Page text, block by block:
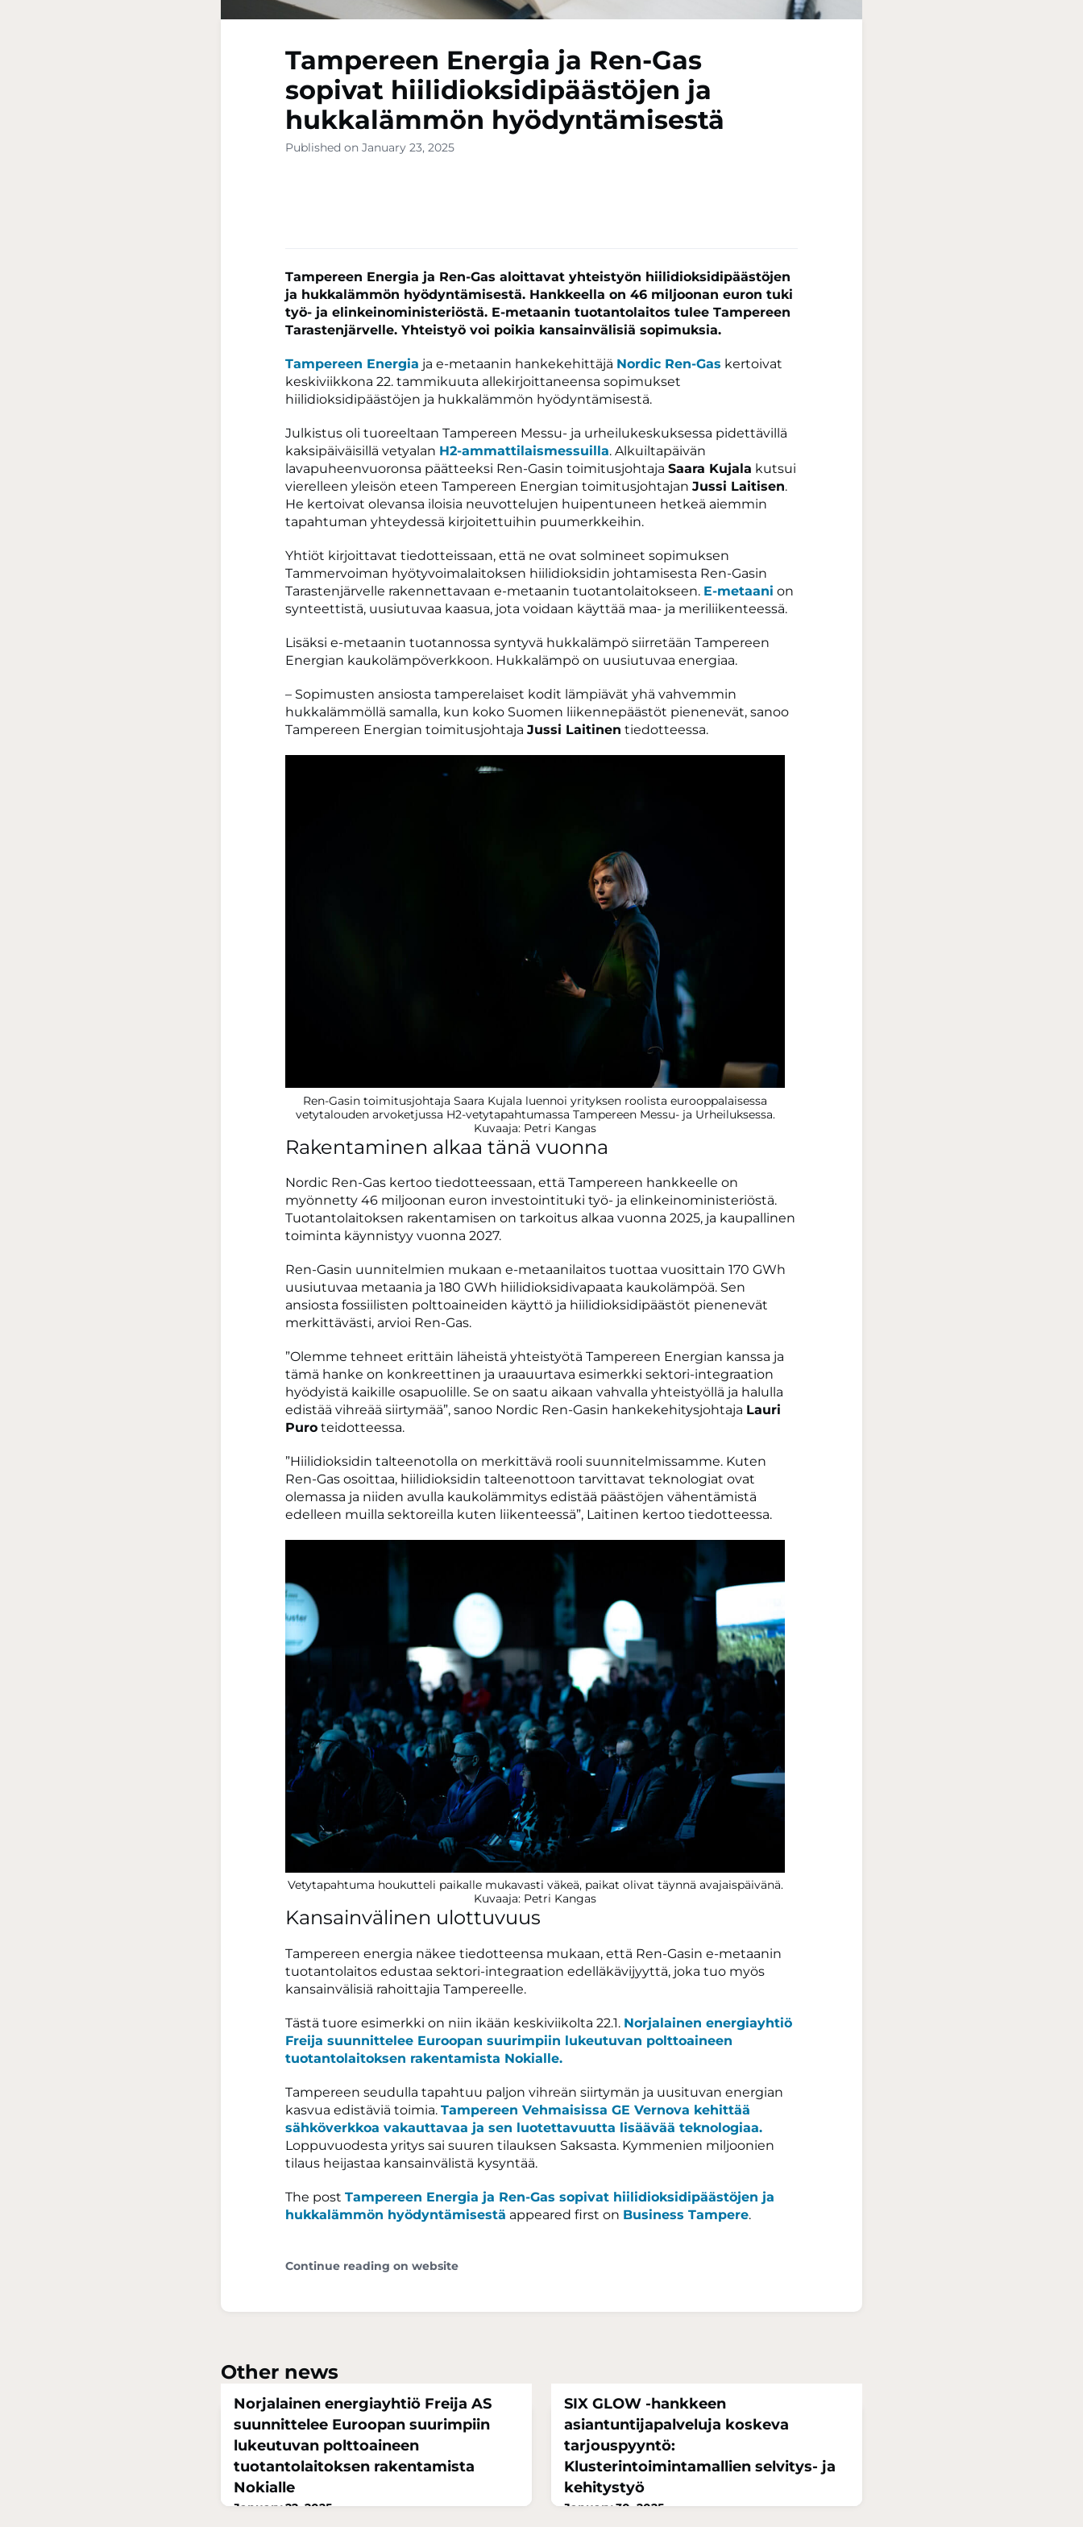
Tampereen Energia ja Ren-Gas
sopivat hiilidioksidipäästöjen ja
hukkalämmön hyödyntämisestä
Published on January 23, 2025
Tampereen Energia ja Ren-Gas aloittavat yhteistyön hiilidioksidipäästöjen
ja hukkalämmön hyödyntämisestä. Hankkeella on 46 miljoonan euron tuki
työ- ja elinkeinoministeriöstä. E-metaanin tuotantolaitos tulee Tampereen
Tarastenjärvelle. Yhteistyö voi poikia kansainvälisiä sopimuksia.
Tampereen Energia ja e-metaanin hankekehittäjä Nordic Ren-Gas kertoivat
keskiviikkona 22. tammikuuta allekirjoittaneensa sopimukset
hiilidioksidipäästöjen ja hukkalämmön hyödyntämisestä.
Julkistus oli tuoreeltaan Tampereen Messu- ja urheilukeskuksessa pidettävillä
kaksipäiväisillä vetyalan H2-ammattilaismessuilla. Alkuiltapäivän
lavapuheenvuoronsa päätteeksi Ren-Gasin toimitusjohtaja Saara Kujala kutsui
vierelleen yleisön eteen Tampereen Energian toimitusjohtajan Jussi Laitisen.
He kertoivat olevansa iloisia neuvottelujen huipentuneen hetkeä aiemmin
tapahtuman yhteydessä kirjoitettuihin puumerkkeihin.
Yhtiöt kirjoittavat tiedotteissaan, että ne ovat solmineet sopimuksen
Tammervoiman hyötyvoimalaitoksen hiilidioksidin johtamisesta Ren-Gasin
Tarastenjärvelle rakennettavaan e-metaanin tuotantolaitokseen. E-metaani on
synteettistä, uusiutuvaa kaasua, jota voidaan käyttää maa- ja meriliikenteessä.
Lisäksi e-metaanin tuotannossa syntyvä hukkalämpö siirretään Tampereen
Energian kaukolämpöverkkoon. Hukkalämpö on uusiutuvaa energiaa.
– Sopimusten ansiosta tamperelaiset kodit lämpiävät yhä vahvemmin
hukkalämmöllä samalla, kun koko Suomen liikennepäästöt pienenevät, sanoo
Tampereen Energian toimitusjohtaja Jussi Laitinen tiedotteessa.
Ren-Gasin toimitusjohtaja Saara Kujala luennoi yrityksen roolista eurooppalaisessa
vetytalouden arvoketjussa H2-vetytapahtumassa Tampereen Messu- ja Urheiluksessa.
Kuvaaja: Petri Kangas
Rakentaminen alkaa tänä vuonna
Nordic Ren-Gas kertoo tiedotteessaan, että Tampereen hankkeelle on
myönnetty 46 miljoonan euron investointituki työ- ja elinkeinoministeriöstä.
Tuotantolaitoksen rakentamisen on tarkoitus alkaa vuonna 2025, ja kaupallinen
toiminta käynnistyy vuonna 2027.
Ren-Gasin uunnitelmien mukaan e-metaanilaitos tuottaa vuosittain 170 GWh
uusiutuvaa metaania ja 180 GWh hiilidioksidivapaata kaukolämpöä. Sen
ansiosta fossiilisten polttoaineiden käyttö ja hiilidioksidipäästöt pienenevät
merkittävästi, arvioi Ren-Gas.
”Olemme tehneet erittäin läheistä yhteistyötä Tampereen Energian kanssa ja
tämä hanke on konkreettinen ja uraauurtava esimerkki sektori-integraation
hyödyistä kaikille osapuolille. Se on saatu aikaan vahvalla yhteistyöllä ja halulla
edistää vihreää siirtymää”, sanoo Nordic Ren-Gasin hankekehitysjohtaja Lauri
Puro teidotteessa.
”Hiilidioksidin talteenotolla on merkittävä rooli suunnitelmissamme. Kuten
Ren-Gas osoittaa, hiilidioksidin talteenottoon tarvittavat teknologiat ovat
olemassa ja niiden avulla kaukolämmitys edistää päästöjen vähentämistä
edelleen muilla sektoreilla kuten liikenteessä”, Laitinen kertoo tiedotteessa.
Vetytapahtuma houkutteli paikalle mukavasti väkeä, paikat olivat täynnä avajaispäivänä.
Kuvaaja: Petri Kangas
Kansainvälinen ulottuvuus
Tampereen energia näkee tiedotteensa mukaan, että Ren-Gasin e-metaanin
tuotantolaitos edustaa sektori-integraation edelläkävijyyttä, joka tuo myös
kansainvälisiä rahoittajia Tampereelle.
Tästä tuore esimerkki on niin ikään keskiviikolta 22.1. Norjalainen energiayhtiö
Freija suunnittelee Euroopan suurimpiin lukeutuvan polttoaineen
tuotantolaitoksen rakentamista Nokialle.
Tampereen seudulla tapahtuu paljon vihreän siirtymän ja uusituvan energian
kasvua edistäviä toimia. Tampereen Vehmaisissa GE Vernova kehittää
sähköverkkoa vakauttavaa ja sen luotettavuutta lisäävää teknologiaa.
Loppuvuodesta yritys sai suuren tilauksen Saksasta. Kymmenien miljoonien
tilaus heijastaa kansainvälistä kysyntää.
The post Tampereen Energia ja Ren-Gas sopivat hiilidioksidipäästöjen ja
hukkalämmön hyödyntämisestä appeared first on Business Tampere.
Continue reading on website
Other news
Norjalainen energiayhtiö Freija AS
suunnittelee Euroopan suurimpiin
lukeutuvan polttoaineen
tuotantolaitoksen rakentamista
Nokialle
January 22, 2025
SIX GLOW -hankkeen
asiantuntijapalveluja koskeva
tarjouspyyntö:
Klusterintoimintamallien selvitys- ja
kehitystyö
January 30, 2025